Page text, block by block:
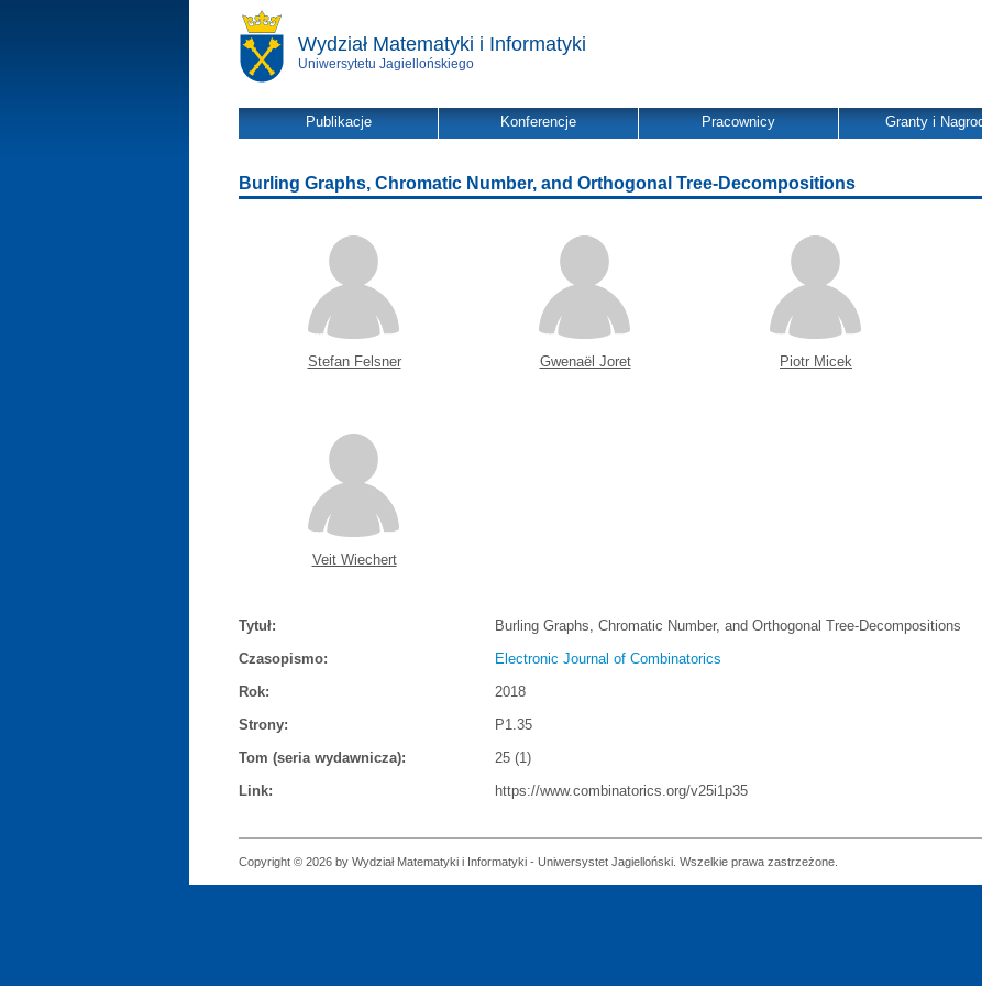
Wydział Matematyki i Informatyki
Uniwersytetu Jagiellońskiego
Publikacje Konferencje Pracownicy Granty i
Burling Graphs, Chromatic Number, and Orthogonal Tree-Decompositions
Stefan Felsner Gwenaël Joret Piotr Micek
Veit Wiechert
Tytuł:
Burling Graphs, Chromatic Number, and Orthogonal Tree-Decompositions
Czasopismo:
Electronic Journal of Combinatorics
Rok:
2018
Strony:
P1.35
Tom (seria wydawnicza):
25 (1)
Link:
https://www.combinatorics.org/v25i1p35
Copyright © 2026 by Wydział Matematyki i Informatyki - Uniwersystet Jagielloński. Wszelkie prawa zastrzeżone.